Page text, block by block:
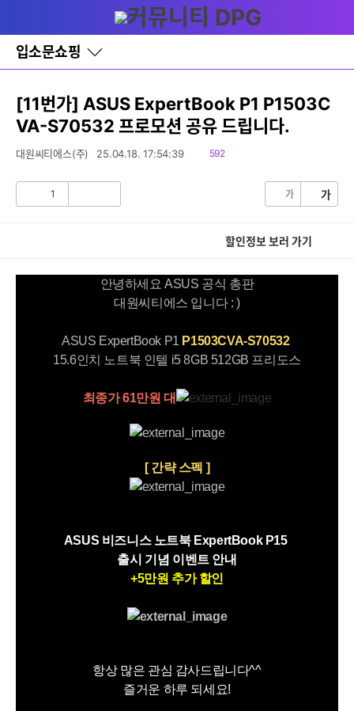
와
홈
입소문쇼핑
바
로
기
레
이
창
글
[11번가] ASUS ExpertBook P1 P1503C
VA-S70532 프로모션 공유 드립니다.
대원씨티에스(주) 25.04.18. 17:54:39
읽
592
1 가 가
할인정보 보러 가기
안녕하세요 ASUS 공식 총판
대원씨티에스 입니다 : )
ASUS ExpertBook P1 P1503CVA-S70532
15.6인치 노트북 인텔 i5 8GB 512GB 프리도스
최종가 61만원 대
[ 간략 스펙 ]
ASUS 비즈니스 노트북 ExpertBook P15
출시 기념 이벤트 안내
+5만원 추가 할인
항상 많은 관심 감사드립니다^^
즐거운 하루 되세요!